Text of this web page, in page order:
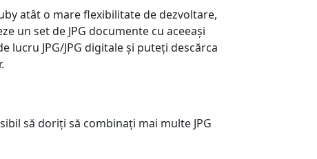
atât o mare flexibilitate de dezvoltare,
un set de JPG documente cu aceeași
JPG/JPG digitale și puteți descărca
să doriți să combinați mai multe JPG